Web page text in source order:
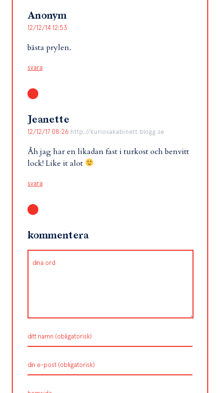
Anonym
12/12/14 12:53
bästa prylen.
svara
Jeanette
12/12/17 08:26 http://kuriosakabinett.blogg.se
Åh jag har en likadan fast i turkost och benvitt
lock! Like it alot
svara
kommentera